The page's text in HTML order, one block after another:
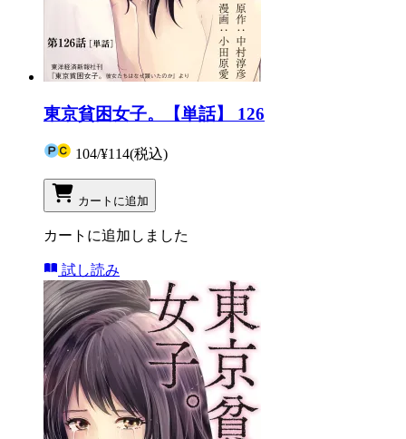
東京貧困女子。【単話】 126
104/¥114(税込)
カートに追加
カートに追加しました
試し読み